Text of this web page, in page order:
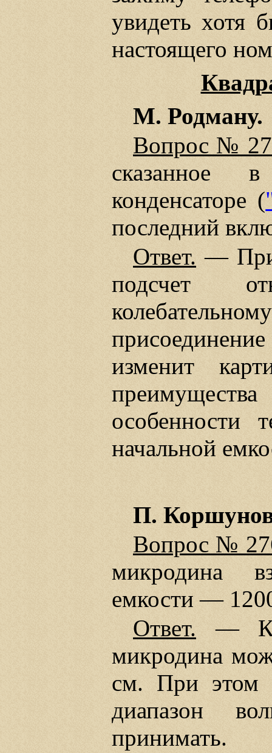
увидеть хотя
настоящего
М. Родману.
Вопрос №
сказанное
конденсаторе (
последний
Ответ. —
подсчет
изменит
преимущества
особенности
начальной
П.
Вопрос №
микродина
емкости —
Ответ. —
микродина
см. При этом
диапазон
принимать.